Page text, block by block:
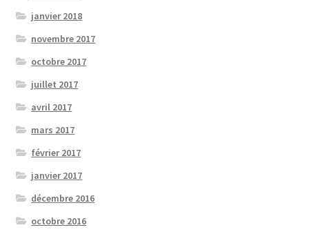
janvier 2018
novembre 2017
octobre 2017
juillet 2017
avril 2017
mars 2017
février 2017
janvier 2017
décembre 2016
octobre 2016